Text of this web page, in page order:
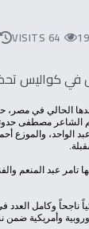
64 VISITS